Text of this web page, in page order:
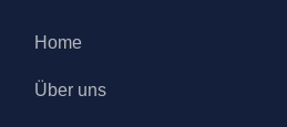
Home
Über uns